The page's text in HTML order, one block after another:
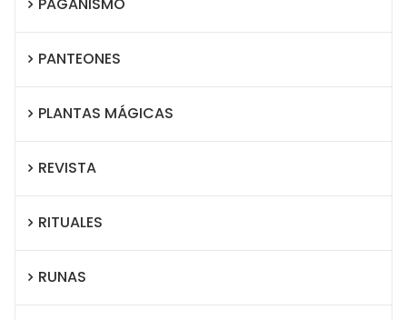
PANTEONES
PLANTAS MÁGICAS
REVISTA
RITUALES
RUNAS